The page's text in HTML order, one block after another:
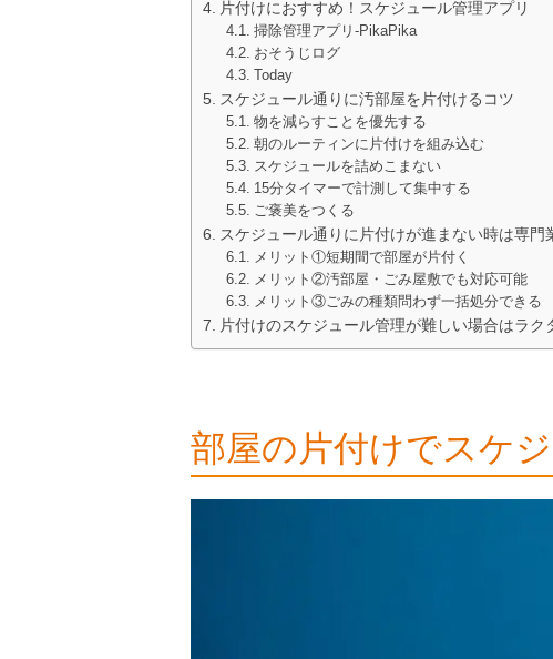
片付けにおすすめ！スケジュール管理アプリ
掃除管理アプリ‐PikaPika
おそうじログ
Today
スケジュール通りに汚部屋を片付けるコツ
物を減らすことを優先する
朝のルーティンに片付けを組み込む
スケジュールを詰めこまない
15分タイマーで計測して集中する
ご褒美をつくる
スケジュール通りに片付けが進まない時は専門
メリット①短期間で部屋が片付く
メリット②汚部屋・ごみ屋敷でも対応可能
メリット③ごみの種類問わず一括処分できる
片付けのスケジュール管理が難しい場合はラク
部屋の片付けでスケ